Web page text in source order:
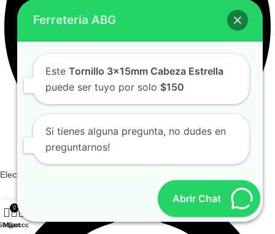
Electricos E Iluminacion
0
Cart
My account
Ferreteria ABG
Este Tornillo 3x15mm Cabeza Estrella
puede ser tuyo por solo $150
Si tienes alguna pregunta, no dudes en
preguntarnos!
Abrir Chat